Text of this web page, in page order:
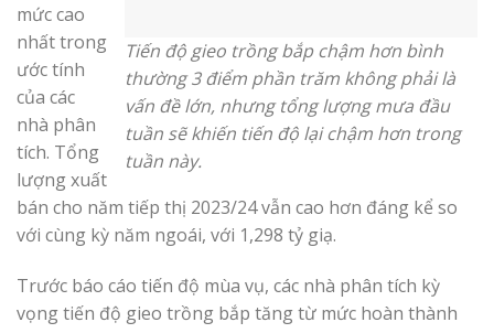
Tiến độ gieo trồng bắp chậm hơn bình
thường 3 điểm phần trăm không phải là
vấn đề lớn, nhưng tổng lượng mưa đầu
tuần sẽ khiến tiến độ lại chậm hơn trong
tuần này.
mức cao
nhất trong
ước tính
của các
nhà phân
tích. Tổng
lượng xuất
bán cho năm tiếp thị 2023/24 vẫn cao hơn đáng kể so
với cùng kỳ năm ngoái, với 1,298 tỷ giạ.
Trước báo cáo tiến độ mùa vụ, các nhà phân tích kỳ
vọng tiến độ gieo trồng bắp tăng từ mức hoàn thành